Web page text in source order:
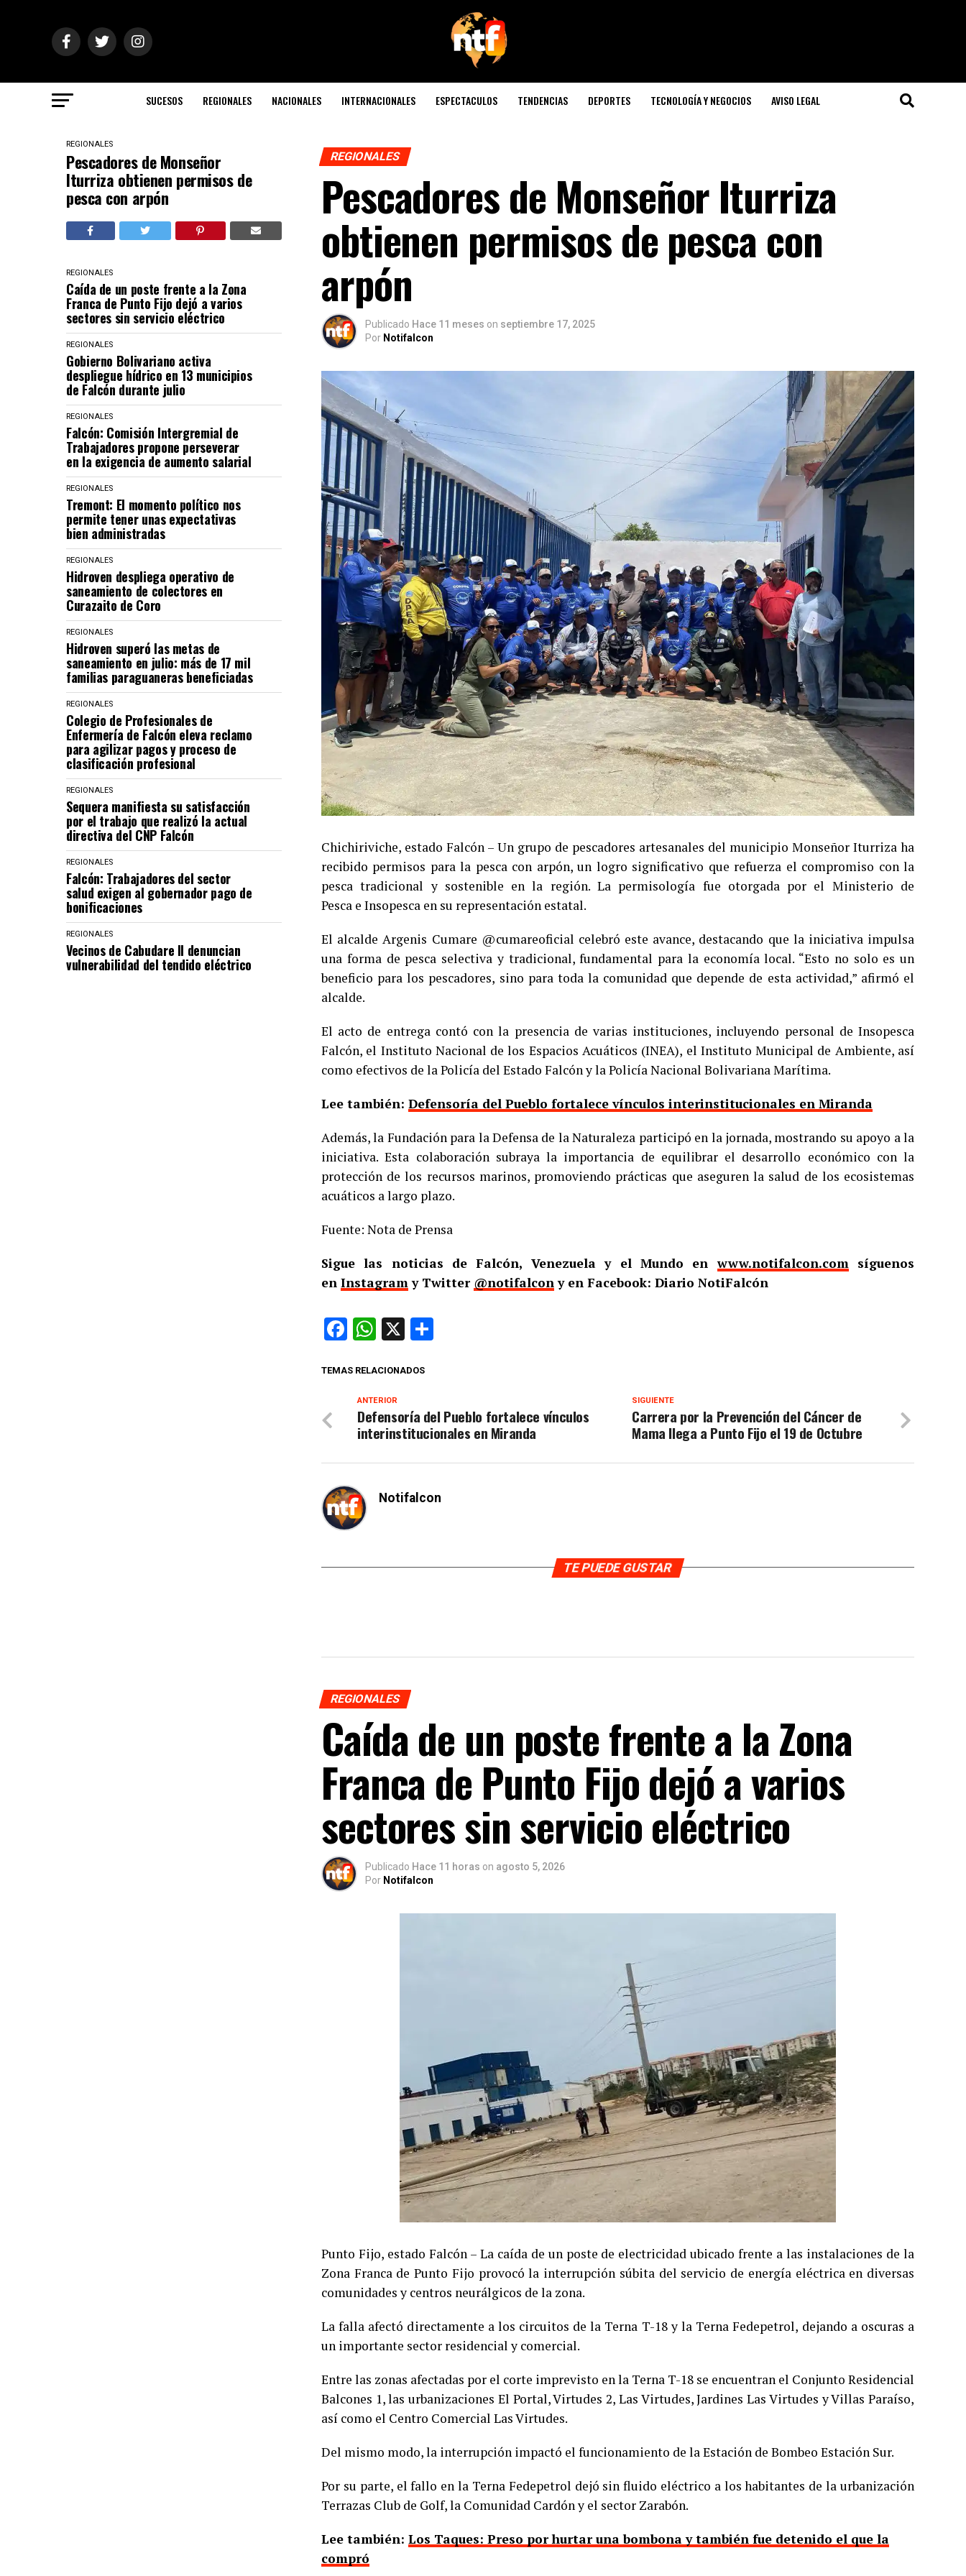
SUCESOS REGIONALES NACIONALES INTERNACIONALES ESPECTACULOS TENDENCIAS DEPORTES TECNOLOGÍA Y NEGOCIOS AVISO LEGAL
REGIONALES
Pescadores de Monseñor
Iturriza obtienen permisos de
pesca con arpón
REGIONALES
Caída de un poste frente a la Zona
Franca de Punto Fijo dejó a varios
sectores sin servicio eléctrico
REGIONALES
Gobierno Bolivariano activa
despliegue hídrico en 13 municipios
de Falcón durante julio
REGIONALES
Falcón: Comisión Intergremial de
Trabajadores propone perseverar
en la exigencia de aumento salarial
REGIONALES
Tremont: El momento político nos
permite tener unas expectativas
bien administradas
REGIONALES
Hidroven despliega operativo de
saneamiento de colectores en
Curazaito de Coro
REGIONALES
Hidroven superó las metas de
saneamiento en julio: más de 17 mil
familias paraguaneras beneficiadas
REGIONALES
Colegio de Profesionales de
Enfermería de Falcón eleva reclamo
para agilizar pagos y proceso de
clasificación profesional
REGIONALES
Sequera manifiesta su satisfacción
por el trabajo que realizó la actual
directiva del CNP Falcón
REGIONALES
Falcón: Trabajadores del sector
salud exigen al gobernador pago de
bonificaciones
REGIONALES
Vecinos de Cabudare II denuncian
vulnerabilidad del tendido eléctrico
REGIONALES
Pescadores de Monseñor Iturriza
obtienen permisos de pesca con
arpón
Publicado Hace 11 meses on septiembre 17, 2025
Por Notifalcon
​Chichiriviche, estado Falcón – Un grupo de pescadores artesanales del municipio Monseñor Iturriza ha
recibido permisos para la pesca con arpón, un logro significativo que refuerza el compromiso con la
pesca tradicional y sostenible en la región. La permisología fue otorgada por el Ministerio de
Pesca e Insopesca en su representación estatal.
​El alcalde Argenis Cumare @cumareoficial celebró este avance, destacando que la iniciativa impulsa
una forma de pesca selectiva y tradicional, fundamental para la economía local. “Esto no solo es un
beneficio para los pescadores, sino para toda la comunidad que depende de esta actividad,” afirmó el
alcalde.
​El acto de entrega contó con la presencia de varias instituciones, incluyendo personal de Insopesca
Falcón, el Instituto Nacional de los Espacios Acuáticos (INEA), el Instituto Municipal de Ambiente, así
como efectivos de la Policía del Estado Falcón y la Policía Nacional Bolivariana Marítima.
Lee también: Defensoría del Pueblo fortalece vínculos interinstitucionales en Miranda
​Además, la Fundación para la Defensa de la Naturaleza participó en la jornada, mostrando su apoyo a la
iniciativa. Esta colaboración subraya la importancia de equilibrar el desarrollo económico con la
protección de los recursos marinos, promoviendo prácticas que aseguren la salud de los ecosistemas
acuáticos a largo plazo.
Fuente: Nota de Prensa
Sigue las noticias de Falcón, Venezuela y el Mundo enwww.notifalcon.comsíguenos
en Instagramy Twitter @notifalcony en Facebook: Diario NotiFalcón
Facebook
WhatsApp
X
TEMAS RELACIONADOS
SIGUIENTE
Carrera por la Prevención del Cáncer de
Mama llega a Punto Fijo el 19 de Octubre
ANTERIOR
Defensoría del Pueblo fortalece vínculos
interinstitucionales en Miranda
Notifalcon
TE PUEDE GUSTAR
REGIONALES
Caída de un poste frente a la Zona
Franca de Punto Fijo dejó a varios
sectores sin servicio eléctrico
Publicado Hace 11 horas on agosto 5, 2026
Por Notifalcon
Punto Fijo, estado Falcón – La caída de un poste de electricidad ubicado frente a las instalaciones de la
Zona Franca de Punto Fijo provocó la interrupción súbita del servicio de energía eléctrica en diversas
comunidades y centros neurálgicos de la zona.
La falla afectó directamente a los circuitos de la Terna T-18 y la Terna Fedepetrol, dejando a oscuras a
un importante sector residencial y comercial.
Entre las zonas afectadas por el corte imprevisto en la Terna T-18 se encuentran el Conjunto Residencial
Balcones 1, las urbanizaciones El Portal, Virtudes 2, Las Virtudes, Jardines Las Virtudes y Villas Paraíso,
así como el Centro Comercial Las Virtudes.
Del mismo modo, la interrupción impactó el funcionamiento de la Estación de Bombeo Estación Sur.
Por su parte, el fallo en la Terna Fedepetrol dejó sin fluido eléctrico a los habitantes de la urbanización
Terrazas Club de Golf, la Comunidad Cardón y el sector Zarabón.
Lee también: Los Taques: Preso por hurtar una bombona y también fue detenido el que la
compró